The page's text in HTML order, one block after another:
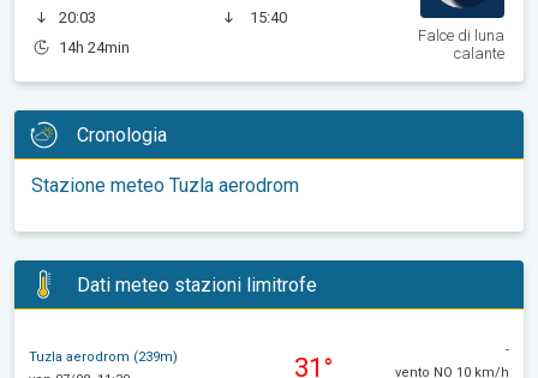
20:03
14h 24min
15:40
Falce di luna
calante
Cronologia
Stazione meteo Tuzla aerodrom
Dati meteo stazioni limitrofe
Tuzla aerodrom (239m)
31°
-
vento NO 10 km/h